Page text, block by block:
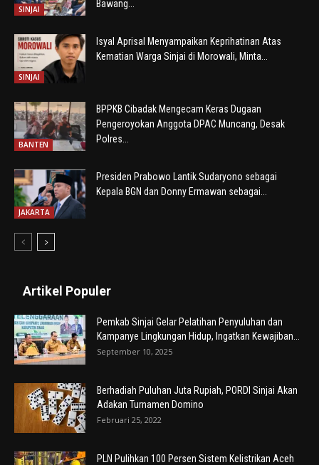
SINJAI
Bawang...
SINJAI
Isyal Aprisal Menyampaikan Keprihatinan Atas
Kematian Warga Sinjai di Morowali, Minta...
BANTEN
BPPKB Cibadak Mengecam Keras Dugaan
Pengeroyokan Anggota DPAC Muncang, Desak
Polres...
JAKARTA
Presiden Prabowo Lantik Sudaryono sebagai
Kepala BGN dan Donny Ermawan sebagai...
Artikel Populer
Pemkab Sinjai Gelar Pelatihan Penyuluhan dan
Kampanye Lingkungan Hidup, Ingatkan Kewajiban...
September 10, 2025
Berhadiah Puluhan Juta Rupiah, PORDI Sinjai Akan
Adakan Turnamen Domino
Februari 25, 2022
PLN Pulihkan 100 Persen Sistem Kelistrikan Aceh